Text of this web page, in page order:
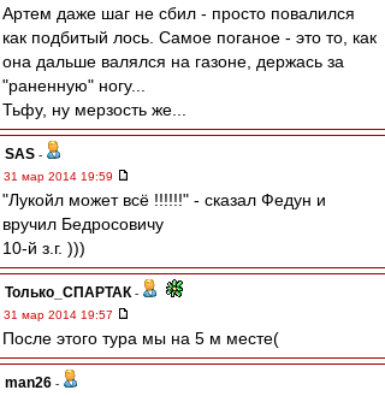
Артем даже шаг не сбил - просто повалился
как подбитый лось. Самое поганое - это то, как
она дальше валялся на газоне, держась за
"раненную" ногу...
Тьфу, ну мерзость же...
SAS -
31 мар 2014 19:59
"Лукойл может всё !!!!!!" - сказал Федун и
вручил Бедросовичу
10-й з.г. )))
Только_СПАРТАК -
31 мар 2014 19:57
После этого тура мы на 5 м месте(
man26 -